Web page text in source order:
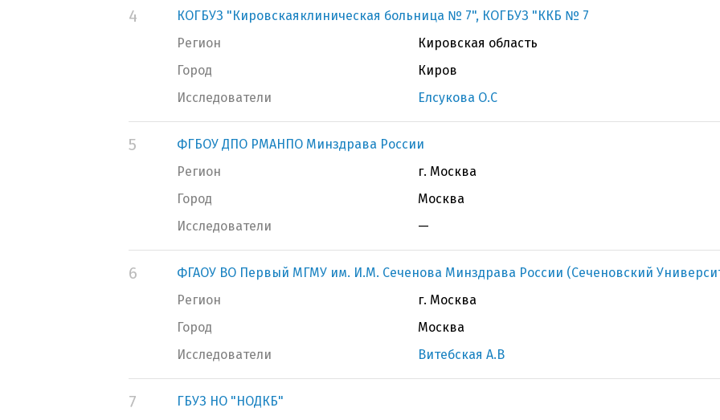
4
КОГБУЗ "Кировскаяклиническая больница № 7", КОГБУЗ "ККБ № 7
Регион
Кировская область
Город
Киров
Исследователи
Елсукова О.С
5
ФГБОУ ДПО РМАНПО Минздрава России
Регион
г. Москва
Город
Москва
Исследователи
—
6
ФГАОУ ВО Первый МГМУ им. И.М. Сеченова Минздрава России (Сеченовский
Регион
г. Москва
Город
Москва
Исследователи
Витебская А.В
7
ГБУЗ НО "НОДКБ"